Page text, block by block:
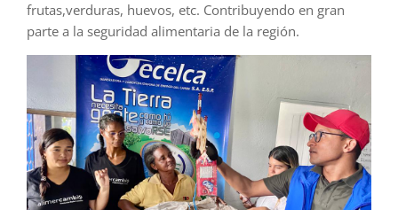
frutas,verduras, huevos, etc. Contribuyendo en gran
parte a la seguridad alimentaria de la región.